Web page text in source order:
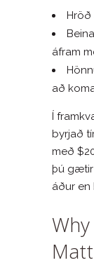
Hröð
áfram
að
Í
byrjað
með
þú
áður en